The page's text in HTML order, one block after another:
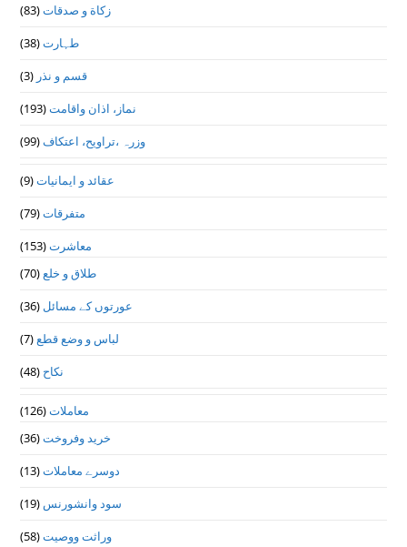
زکاة و صدقات(83)
طہارت(38)
قسم و نذر (3)
نماز، اذان واقامت(193)
وزرہ ،تراويح، اعتكاف(99)
عقائد و ایمانیات(9)
متفرقات(79)
معاشرت(153)
طلاق و خلع(70)
عورتوں کے مسائل (36)
لباس و وضع قطع(7)
نکاح (48)
معاملات(126)
خرید وفروخت(36)
دوسرے معاملات(13)
سود وانشورنس (19)
وراثت ووصيت(58)